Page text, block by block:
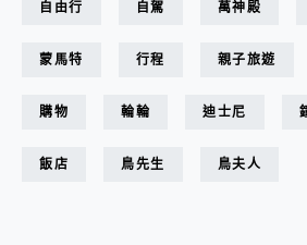
自由行 自駕 萬神殿
蒙馬特 行程 親子旅遊
購物 輪輪 迪士尼
飯店 鳥先生 鳥夫人